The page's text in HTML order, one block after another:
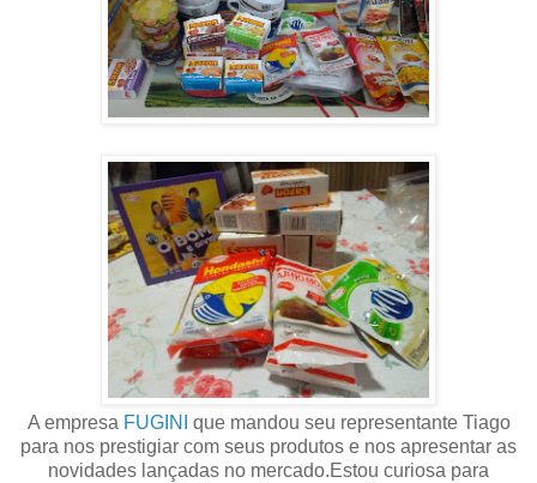
A empresa FUGINI
que mandou seu representante Tiago
para nos prestigiar com seus produtos e nos apresentar as
novidades lançadas no mercado.Estou curiosa para